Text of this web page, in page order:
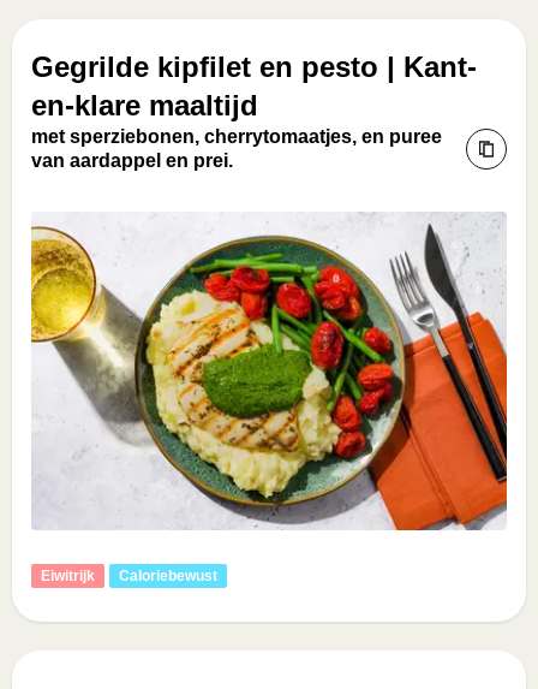
Gegrilde kipfilet en pesto | Kant-
en-klare maaltijd
met sperziebonen, cherrytomaatjes, en puree
van aardappel en prei.
Eiwitrijk Caloriebewust